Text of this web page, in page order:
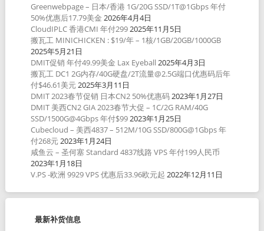
Greenwebpage – 日本/香港 1G/20G SSD/1T@1Gbps 年付
50%优惠后17.79美金 2026年4月4日
CloudIPLC 香港CMI 年付2992025年11月5日
搬瓦工 MINICHICKEN : $19/年 – 1核/1GB/20GB/1000GB
2025年5月21日
DMIT促销 年付49.99美金 Lax Eyeball 2025年4月3日
搬瓦工 DC1 2G内存/40G硬盘/2T流量@2.5G端口优惠码后年
付$46.61美元2025年3月11日
DMIT 2023春节促销 日本CN2 50%优惠码2023年1月27日
DMIT 美西CN2 GIA 2023春节大促 – 1C/2G RAM/40G
SSD/1500G@4Gbps 年付$992023年1月25日
Cubecloud – 美西4837 – 512M/10G SSD/800G@1Gbps 年
付268元2023年1月24日
咸鱼云 – 圣何塞 Standard 4837线路 VPS 年付199人民币
2023年1月18日
V.PS -欧洲 9929 VPS 优惠后33.96欧元起 2022年12月11日
最新补货信息